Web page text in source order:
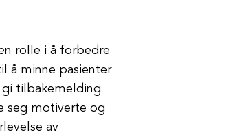
rolle i å forbedre
å minne pasienter
tilbakemelding
seg motiverte og
av